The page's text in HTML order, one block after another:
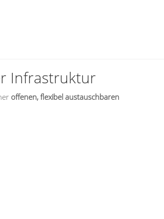
Infrastruktur
offenen, flexibel austauschbaren